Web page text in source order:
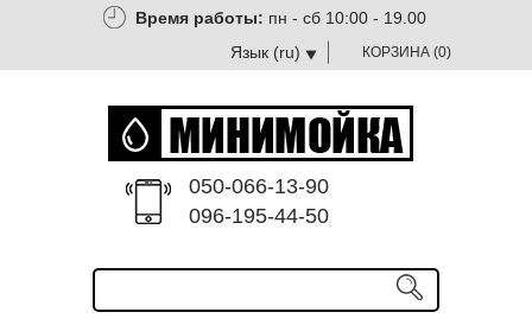
Время работы: пн - сб 10:00 - 19.00
Язык (ru)
Язык (ru)
КОРЗИНА (0)
050-066-13-90
096-195-44-50